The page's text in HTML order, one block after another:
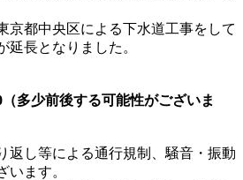
京都中央区による下水道工事をして
延長となりました。
多少前後する可能性がございま
返し等による通行規制、騒音・振動
います。